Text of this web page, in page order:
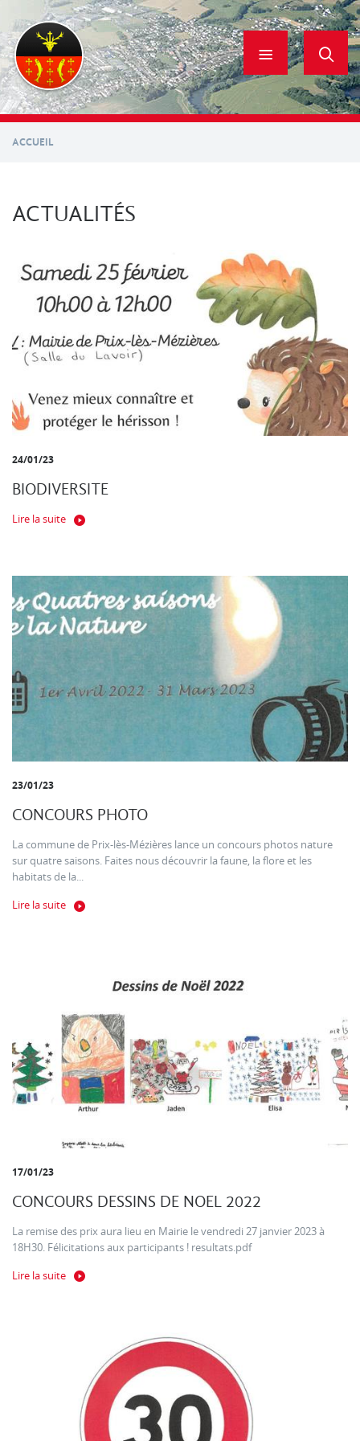
contenu
principal
ACCUEIL
ACTUALITÉS
24/01/23
BIODIVERSITE
Lire la suite
23/01/23
CONCOURS PHOTO
La commune de Prix-lès-Mézières lance un concours photos nature
sur quatre saisons. Faites nous découvrir la faune, la flore et les
habitats de la...
Lire la suite
17/01/23
CONCOURS DESSINS DE NOEL 2022
La remise des prix aura lieu en Mairie le vendredi 27 janvier 2023 à
18H30. Félicitations aux participants ! resultats.pdf
Lire la suite